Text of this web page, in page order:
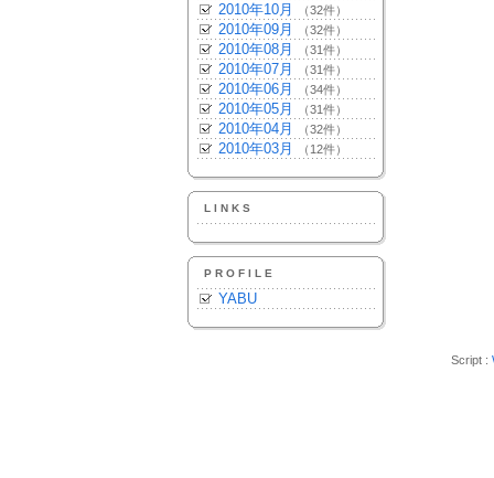
2010年10月 （32件）
2010年09月 （32件）
2010年08月 （31件）
2010年07月 （31件）
2010年06月 （34件）
2010年05月 （31件）
2010年04月 （32件）
2010年03月 （12件）
LINKS
PROFILE
YABU
Script :